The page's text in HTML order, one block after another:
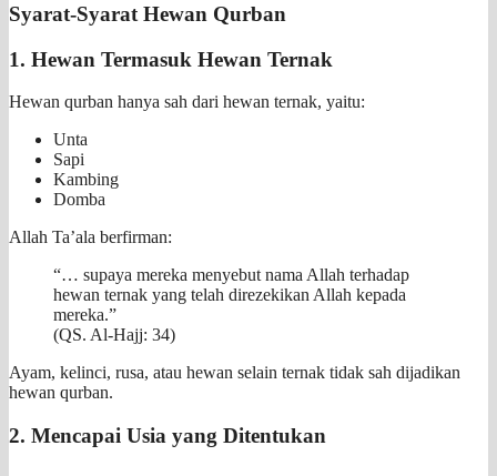
Syarat-Syarat Hewan Qurban
1. Hewan Termasuk Hewan Ternak
Hewan qurban hanya sah dari hewan ternak, yaitu:
Unta
Sapi
Kambing
Domba
Allah Ta’ala berfirman:
“… supaya mereka menyebut nama Allah terhadap
hewan ternak yang telah direzekikan Allah kepada
mereka.”
(QS. Al-Hajj: 34)
Ayam, kelinci, rusa, atau hewan selain ternak tidak sah dijadikan
hewan qurban.
2. Mencapai Usia yang Ditentukan